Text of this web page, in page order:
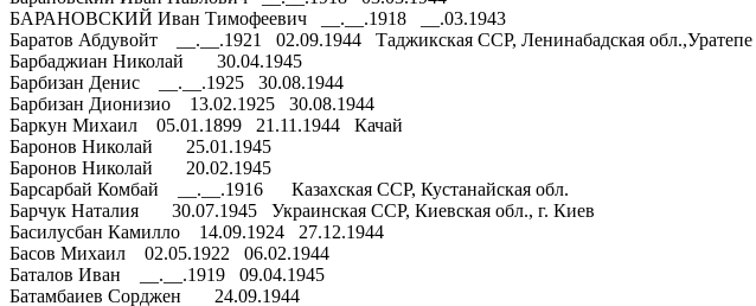
БАРАНОВСКИЙ Иван Тимофеевич __.__.1918 __.03.1943
Баратов Абдувойт __.__.1921 02.09.1944 Таджикская ССР, Ленинабадская обл.,Уратепе
Барбаджиан Николай 30.04.1945
Барбизан Денис __.__.1925 30.08.1944
Барбизан Дионизио 13.02.1925 30.08.1944
Баркун Михаил 05.01.1899 21.11.1944 Качай
Баронов Николай 25.01.1945
Баронов Николай 20.02.1945
Барсарбай Комбай __.__.1916 Казахская ССР, Кустанайская обл.
Барчук Наталия 30.07.1945 Украинская ССР, Киевская обл., г. Киев
Басилусбан Камилло 14.09.1924 27.12.1944
Басов Михаил 02.05.1922 06.02.1944
Баталов Иван __.__.1919 09.04.1945
Батамбаиев Сорджен 24.09.1944